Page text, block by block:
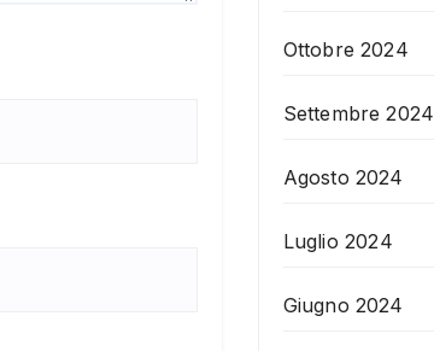
Ottobre 2024
Settembre 2024
Agosto 2024
Luglio 2024
Giugno 2024